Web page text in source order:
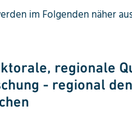
im Folgenden näher
regionale
- regional